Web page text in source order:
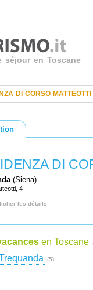
séjour en Toscane
DI CORSO MATTEOTTI
DI
(Siena)
4
les détails
en Toscane
(5)